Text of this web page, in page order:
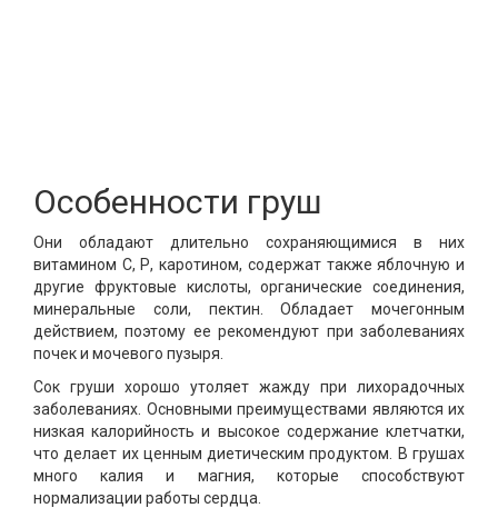
Особенности груш
Они обладают длительно сохраняющимися в них
витамином С, Р, каротином, содержат также яблочную и
другие фруктовые кислоты, органические соединения,
минеральные соли, пектин. Обладает мочегонным
действием, поэтому ее рекомендуют при заболеваниях
почек и мочевого пузыря.
Сок груши хорошо утоляет жажду при лихорадочных
заболеваниях. Основными преимуществами являются их
низкая калорийность и высокое содержание клетчатки,
что делает их ценным диетическим продуктом. В грушах
много калия и магния, которые способствуют
нормализации работы сердца.